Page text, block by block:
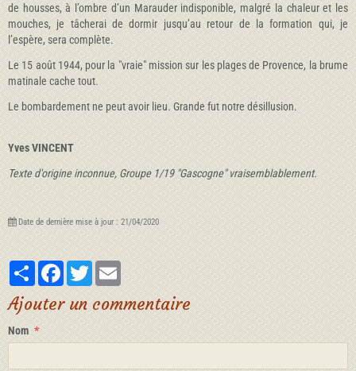
de housses, à l’ombre d’un Marauder indisponible, malgré la chaleur et les
mouches, je tâcherai de dormir jusqu’au retour de la formation qui, je
l’espère, sera complète.
Le 15 août 1944, pour la "vraie" mission sur les plages de Provence, la brume
matinale cache tout.
Le bombardement ne peut avoir lieu. Grande fut notre désillusion.
Yves VINCENT
Texte d'origine inconnue, Groupe 1/19 "Gascogne" vraisemblablement.
Date de dernière mise à jour : 21/04/2020
PartagerFacebookTwitter
Ajouter un commentaire
Nom